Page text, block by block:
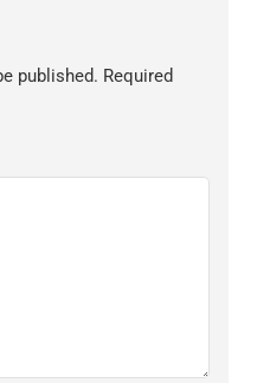
published. Required